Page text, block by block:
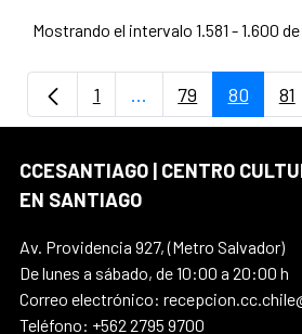
Mostrando el intervalo 1.581 - 1.600
Página
1 ...PáginasPágina
79 Página
80 81
CCESANTIAGO | CENTRO
EN SANTIAGO
Av. Providencia 927, (Metro Salvador)
De lunes a sábado, de 10:00 a 20:00 h
Correo electrónico:
Teléfono: +562 2795 9700